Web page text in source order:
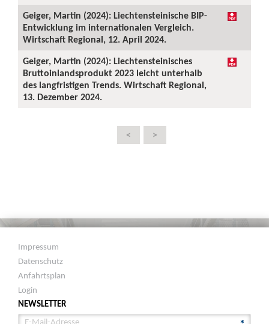
Geiger, Martin (2024): Liechtensteinische BIP-
Entwicklung im internationalen Vergleich.
Wirtschaft Regional, 12. April 2024.
Geiger, Martin (2024): Liechtensteinisches
Bruttoinlandsprodukt 2023 leicht unterhalb
des langfristigen Trends. Wirtschaft Regional,
13. Dezember 2024.
< >
Impressum
Datenschutz
Anfahrtsplan
Login
NEWSLETTER